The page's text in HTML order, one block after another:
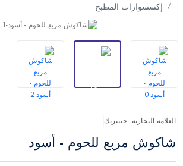
إكسسوارات المطبخ
العلامة التجارية: جينيريك
شاكوش مربع للحوم - أسود